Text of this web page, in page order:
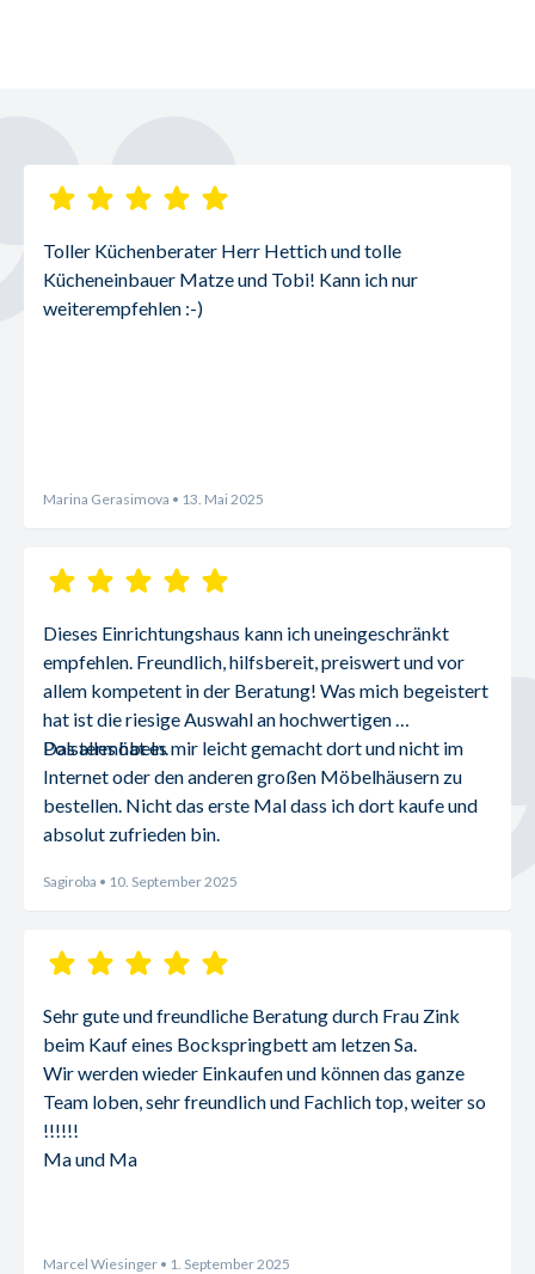
Toller Küchenberater Herr Hettich und tolle
Kücheneinbauer Matze und Tobi! Kann ich nur
weiterempfehlen :-)
Marina Gerasimova • 13. Mai 2025
Dieses Einrichtungshaus kann ich uneingeschränkt
empfehlen. Freundlich, hilfsbereit, preiswert und vor
allem kompetent in der Beratung! Was mich begeistert
hat ist die riesige Auswahl an hochwertigen
Polstermöbeln.
Das alles hat es mir leicht gemacht dort und nicht im
Internet oder den anderen großen Möbelhäusern zu
bestellen. Nicht das erste Mal dass ich dort kaufe und
absolut zufrieden bin.
Sagiroba • 10. September 2025
Sehr gute und freundliche Beratung durch Frau Zink
beim Kauf eines Bockspringbett am letzen Sa.
Wir werden wieder Einkaufen und können das ganze
Team loben, sehr freundlich und Fachlich top, weiter so
!!!!!!
Ma und Ma
Marcel Wiesinger • 1. September 2025